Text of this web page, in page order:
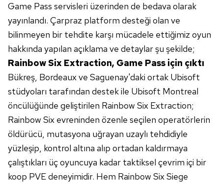
Game Pass servisleri üzerinden de bedava olarak
yayınlandı. Çarpraz platform desteği olan ve
bilinmeyen bir tehdite karşı mücadele ettiğimiz oyun
hakkında yapılan açıklama ve detaylar şu şekilde;
Rainbow Six Extraction, Game Pass için çıktı
Bükreş, Bordeaux ve Saguenay'daki ortak Ubisoft
stüdyoları tarafından destek ile Ubisoft Montreal
öncülüğünde geliştirilen Rainbow Six Extraction;
Rainbow Six evreninden özenle seçilen operatörlerin
öldürücü, mutasyona uğrayan uzaylı tehdidiyle
yüzleşip, kontrol altına alıp ortadan kaldırmaya
çalıştıkları üç oyuncuya kadar taktiksel çevrim içi bir
koop PVE deneyimidir. Hem Rainbow Six Siege